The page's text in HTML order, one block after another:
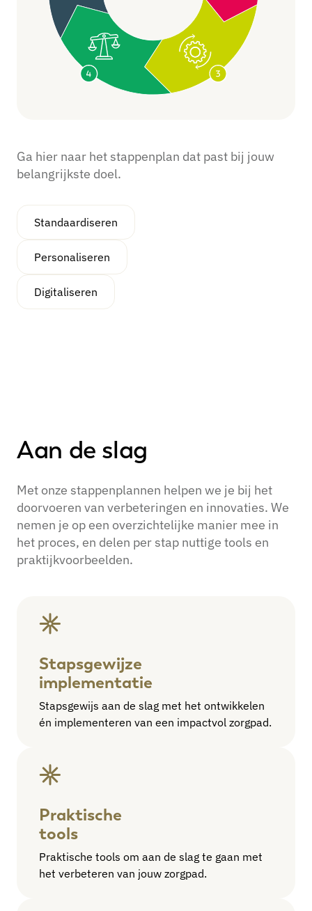
Ga hier naar het stappenplan dat past bij jouw
belangrijkste doel.
Standaardiseren
Personaliseren
Digitaliseren
Aan de slag
Met onze stappenplannen helpen we je bij het
doorvoeren van verbeteringen en innovaties. We
nemen je op een overzichtelijke manier mee in
het proces, en delen per stap nuttige tools en
praktijkvoorbeelden.
Stapsgewijze
implementatie
Stapsgewijs aan de slag met het ontwikkelen
én implementeren van een impactvol zorgpad.
Praktische
tools
Praktische tools om aan de slag te gaan met
het verbeteren van jouw zorgpad.